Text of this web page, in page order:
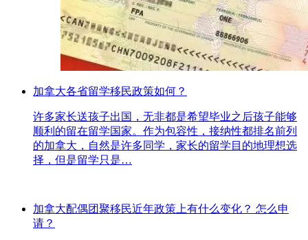
加拿大各省留学移民政策如何？
许多家长送孩子出国，无非都是希望毕业之后孩子能够
顺利的留在留学国家。作为包容性，接纳性都排名前列
的加拿大，自然是许多同学，家长的留学目的地理想选
择，但是留学只是…
加拿大配偶团聚移民近年政策上有什么变化？ 怎么申
请？